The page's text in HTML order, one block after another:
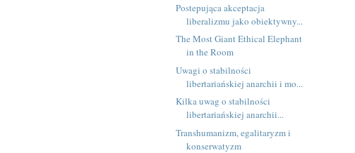
Postepująca akceptacja
liberalizmu jako obiektywny...
The Most Giant Ethical Elephant
in the Room
Uwagi o stabilności
libertariańskiej anarchii i mo...
Kilka uwag o stabilności
libertariańskiej anarchii...
Transhumanizm, egalitaryzm i
konserwatyzm